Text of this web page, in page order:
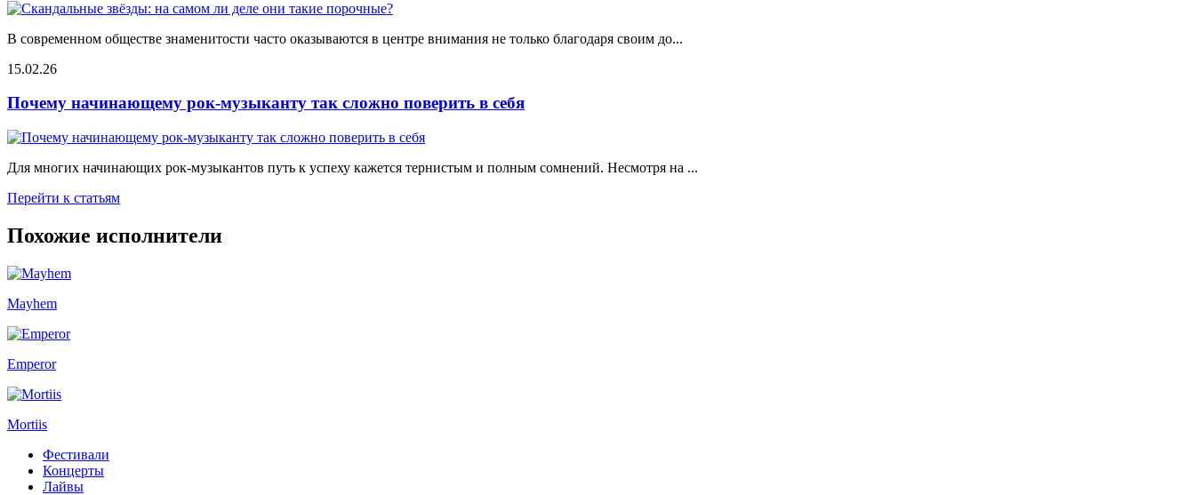
В современном обществе знаменитости часто оказываются в центре внимания не только благодаря своим до...
15.02.26
Почему начинающему рок-музыканту так сложно поверить в себя
Для многих начинающих рок-музыкантов путь к успеху кажется тернистым и полным сомнений. Несмотря на ...
Перейти к статьям
Похожие исполнители
Mayhem
Emperor
Mortiis
Фестивали
Концерты
Лайвы